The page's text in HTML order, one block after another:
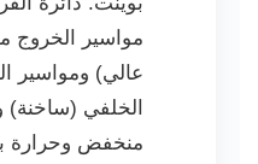
مواسير الخروج
عالي) ومواسير
الخلفي
منخفض وحرارة